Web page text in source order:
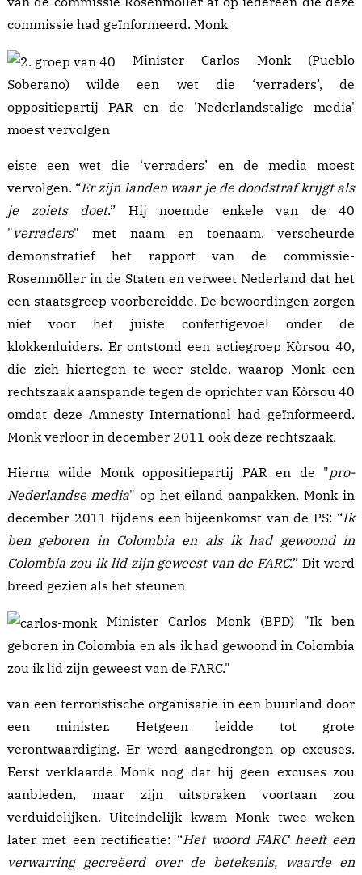
commissie had geïnformeerd. Monk
Minister Carlos Monk (Pueblo
Soberano) wilde een wet die ‘verraders’, de
oppositiepartij PAR en de 'Nederlandstalige media'
moest vervolgen
eiste een wet die ‘verraders’ en de media moest
vervolgen. “Er zijn landen waar je de doodstraf krijgt als
je zoiets doet.” Hij noemde enkele van de 40
"verraders" met naam en toenaam, verscheurde
demonstratief het rapport van de commissie-
Rosenmöller in de Staten en verweet Nederland dat het
een staatsgreep voorbereidde. De bewoordingen zorgen
niet voor het juiste confettigevoel onder de
klokkenluiders. Er ontstond een actiegroep Kòrsou 40,
die zich hiertegen te weer stelde, waarop Monk een
rechtszaak aanspande tegen de oprichter van Kòrsou 40
omdat deze Amnesty International had geïnformeerd.
Monk verloor in december 2011 ook deze rechtszaak.
Hierna wilde Monk oppositiepartij PAR en de "pro-
Nederlandse media" op het eiland aanpakken. Monk in
december 2011 tijdens een bijeenkomst van de PS: “Ik
ben geboren in Colombia en als ik had gewoond in
Colombia zou ik lid zijn geweest van de FARC.” Dit werd
breed gezien als het steunen
Minister Carlos Monk (BPD) "Ik ben
geboren in Colombia en als ik had gewoond in Colombia
zou ik lid zijn geweest van de FARC."
van een terroristische organisatie in een buurland door
een minister. Hetgeen leidde tot grote
verontwaardiging. Er werd aangedrongen op excuses.
Eerst verklaarde Monk nog dat hij geen excuses zou
aanbieden, maar zijn uitspraken voortaan zou
verduidelijken. Uiteindelijk kwam Monk twee weken
later met een rectificatie: “Het woord FARC heeft een
verwarring gecreëerd over de betekenis, waarde en